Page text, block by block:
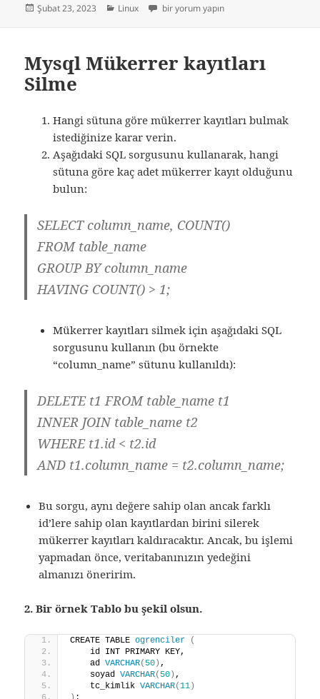
Yayın
Şubat 23, 2023 Kategoriler
Linux /usr/bin/rm: Argument list too long için
bir yorum yapın
Mysql Mükerrer kayıtları
Silme
Hangi sütuna göre mükerrer kayıtları bulmak
istediğinize karar verin.
Aşağıdaki SQL sorgusunu kullanarak, hangi
sütuna göre kaç adet mükerrer kayıt olduğunu
bulun:
SELECT column_name, COUNT()
FROM table_name
GROUP BY column_name
HAVING COUNT() > 1;
Mükerrer kayıtları silmek için aşağıdaki SQL
sorgusunu kullanın (bu örnekte
“column_name” sütunu kullanıldı):
DELETE t1 FROM table_name t1
INNER JOIN table_name t2
WHERE t1.id < t2.id
AND t1.column_name = t2.column_name;
Bu sorgu, aynı değere sahip olan ancak farklı
id’lere sahip olan kayıtlardan birini silerek
mükerrer kayıtları kaldıracaktır. Ancak, bu işlemi
yapmadan önce, veritabanınızın yedeğini
almanızı öneririm.
2. Bir örnek Tablo bu şekil olsun.
CREATE TABLE ogrenciler
(
    id INT PRIMARY KEY,
    ad
VARCHAR( 50) ,
    soyad
VARCHAR( 50) ,
    tc_kimlik
VARCHAR(11)